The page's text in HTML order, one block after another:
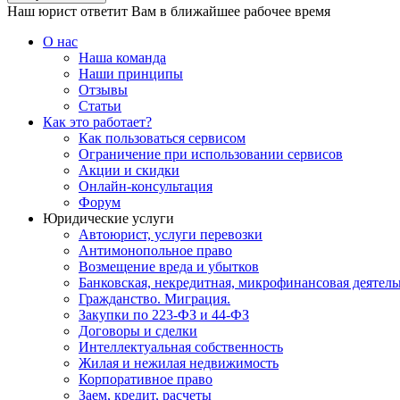
Наш юрист ответит Вам в ближайшее рабочее время
О нас
Наша команда
Наши принципы
Отзывы
Статьи
Как это работает?
Как пользоваться сервисом
Ограничение при использовании сервисов
Акции и скидки
Онлайн-консультация
Форум
Юридические услуги
Автоюрист, услуги перевозки
Антимонопольное право
Возмещение вреда и убытков
Банковская, некредитная, микрофинансовая
Гражданство. Миграция.
Закупки по 223-ФЗ и 44-ФЗ
Договоры и сделки
Интеллектуальная собственность
Жилая и нежилая недвижимость
Корпоративное право
Заем, кредит, расчеты